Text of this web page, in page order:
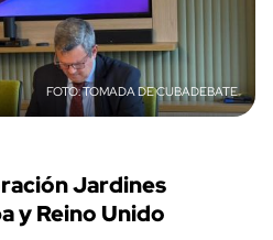
TOMADA DE CUBADEBATE
Jardines
y Reino Unido